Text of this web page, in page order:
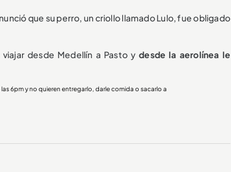
que su perro, un criollo llamado Lulo, fue obligado
desde Medellín a Pasto ydesde la aerolínea le
6pm y no quieren entregarlo, darle comida o sacarlo a